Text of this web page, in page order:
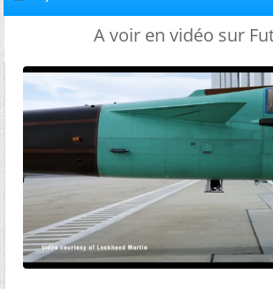
A voir en vidéo sur